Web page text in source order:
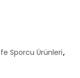
Sporcu Ürünleri,